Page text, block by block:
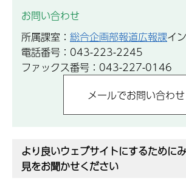
お問い合わせ
所属課室： 総合企画部報道広報課イ
電話番号：043-223-2245
ファックス番号：043-227-0146
より良いウェブサイトにするために
見をお聞かせください